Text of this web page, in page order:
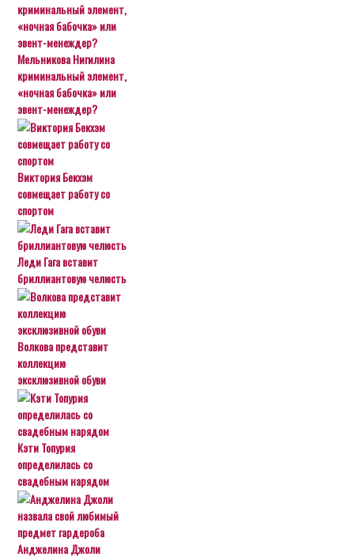
Мельникова Нигилина
криминальный элемент,
«ночная бабочка» или
эвент-менеждер?
Виктория Бекхэм
совмещает работу со
спортом
Леди Гага вставит
бриллиантовую челюсть
Волкова представит
коллекцию
эксклюзивной обуви
Кэти Топурия
определилась со
свадебным нарядом
Анджелина Джоли